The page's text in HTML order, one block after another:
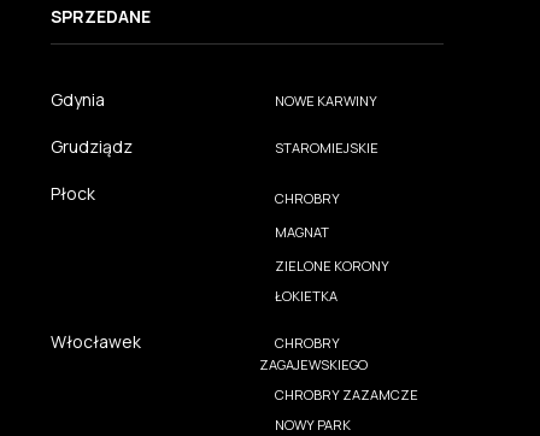
SPRZEDANE
Gdynia NOWE KARWINY
Grudziądz STAROMIEJSKIE
Płock
CHROBRY
MAGNAT
ZIELONE KORONY
ŁOKIETKA
Włocławek
CHROBRY
ZAGAJEWSKIEGO
CHROBRY ZAZAMCZE
NOWY PARK